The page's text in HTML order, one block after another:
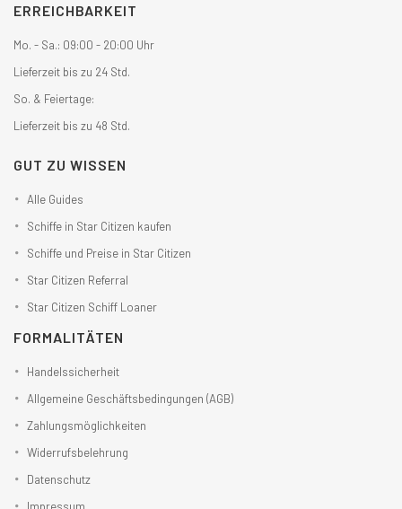
ERREICHBARKEIT
Mo. - Sa.: 09:00 - 20:00 Uhr
Lieferzeit bis zu 24 Std.
So. & Feiertage:
Lieferzeit bis zu 48 Std.
GUT ZU WISSEN
Alle Guides
Schiffe in Star Citizen kaufen
Schiffe und Preise in Star Citizen
Star Citizen Referral
Star Citizen Schiff Loaner
FORMALITÄTEN
Handelssicherheit
Allgemeine Geschäftsbedingungen (AGB)
Zahlungsmöglichkeiten
Widerrufsbelehrung
Datenschutz
Impressum